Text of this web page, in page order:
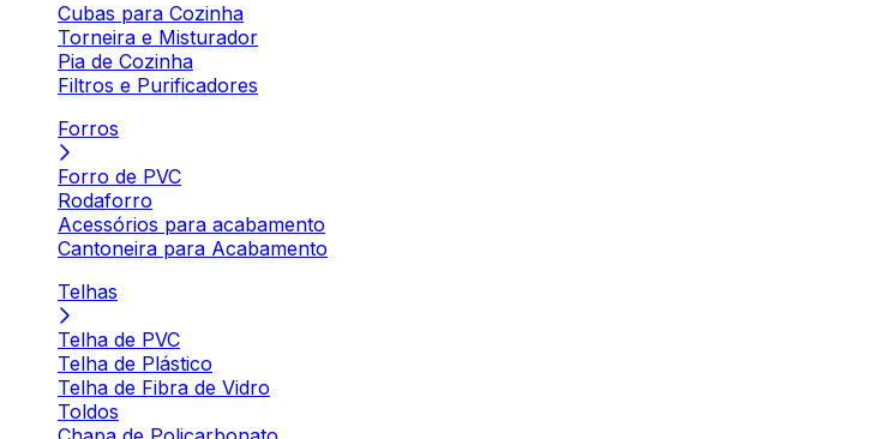
Cubas para Cozinha
Torneira e Misturador
Pia de Cozinha
Filtros e Purificadores
Forros
Forro de PVC
Rodaforro
Acessórios para acabamento
Cantoneira para Acabamento
Telhas
Telha de PVC
Telha de Plástico
Telha de Fibra de Vidro
Toldos